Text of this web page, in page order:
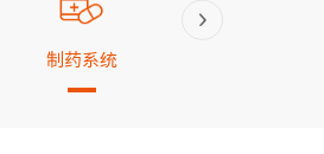
制药系统